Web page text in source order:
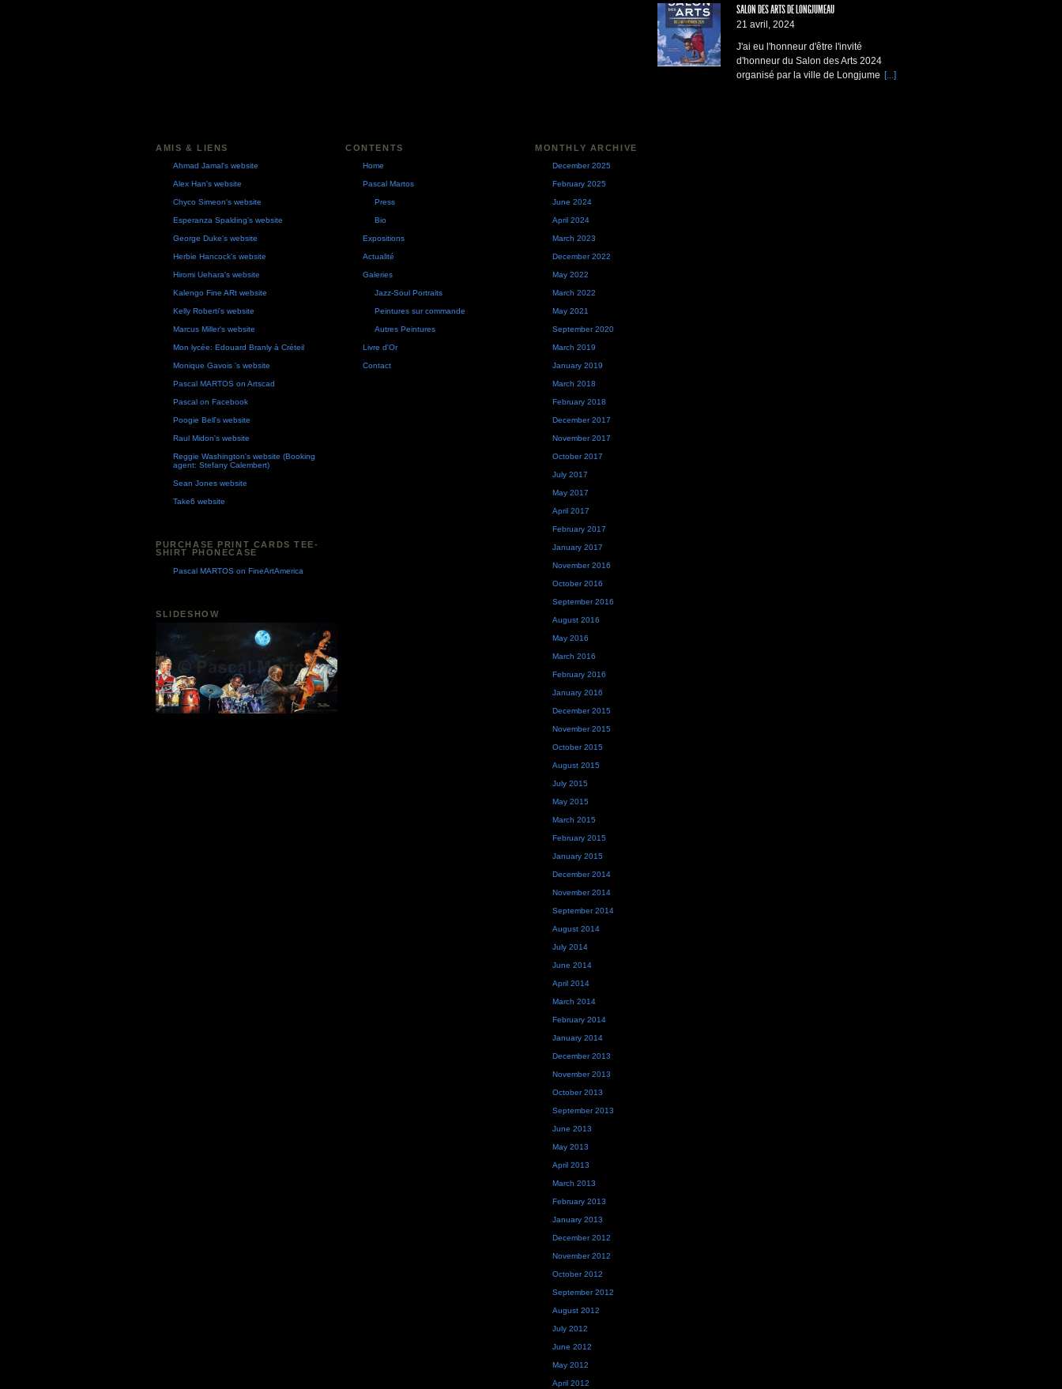
SALON DES ARTS DE LONGJUMEAU
21 avril, 2024
J'ai eu l'honneur d'être l'invité
d'honneur du Salon des Arts 2024
organisé par la ville de Longjume [...]
AMIS & LIENS
Ahmad Jamal's website
Alex Han's website
Chyco Simeon's website
Esperanza Spalding's website
George Duke's website
Herbie Hancock's website
Hiromi Uehara's website
Kalengo Fine ARt website
Kelly Roberti's website
Marcus Miller's website
Mon lycée: Edouard Branly à Créteil
Monique Gavois 's website
Pascal MARTOS on Artscad
Pascal on Facebook
Poogie Bell's website
Raul Midon's website
Reggie Washington's website (Booking
agent: Stefany Calembert)
Sean Jones website
Take6 website
PURCHASE PRINT CARDS TEE-
SHIRT PHONECASE
Pascal MARTOS on FineArtAmerica
SLIDESHOW
CONTENTS
Home
Pascal Martos
Press
Bio
Expositions
Actualité
Galeries
Jazz-Soul Portraits
Peintures sur commande
Autres Peintures
Livre d'Or
Contact
MONTHLY ARCHIVE
December 2025
February 2025
June 2024
April 2024
March 2023
December 2022
May 2022
March 2022
May 2021
September 2020
March 2019
January 2019
March 2018
February 2018
December 2017
November 2017
October 2017
July 2017
May 2017
April 2017
February 2017
January 2017
November 2016
October 2016
September 2016
August 2016
May 2016
March 2016
February 2016
January 2016
December 2015
November 2015
October 2015
August 2015
July 2015
May 2015
March 2015
February 2015
January 2015
December 2014
November 2014
September 2014
August 2014
July 2014
June 2014
April 2014
March 2014
February 2014
January 2014
December 2013
November 2013
October 2013
September 2013
June 2013
May 2013
April 2013
March 2013
February 2013
January 2013
December 2012
November 2012
October 2012
September 2012
August 2012
July 2012
June 2012
May 2012
April 2012